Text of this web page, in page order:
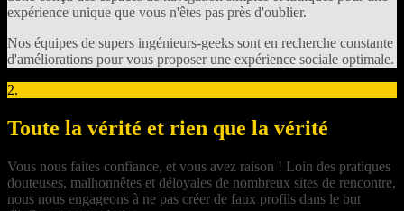
expérience unique que vous n'êtes pas près d'oublier.
Nos équipes de supers ingénieurs-geeks sont en recherche constante
d'améliorations pour vous proposer une expérience sociale optimale.
2.
Toute la vérité et rien que la vérité
Vous nous faites confiance, et vous avez raison ! Loin des pratiques
douteuses, malhonnêtes et déloyales de nombreux sites de rencontre,
nous nous engageons à ne pas créer de faux profils dans le but